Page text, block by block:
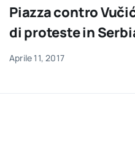
Piazza contro
di proteste in
Aprile 11, 2017